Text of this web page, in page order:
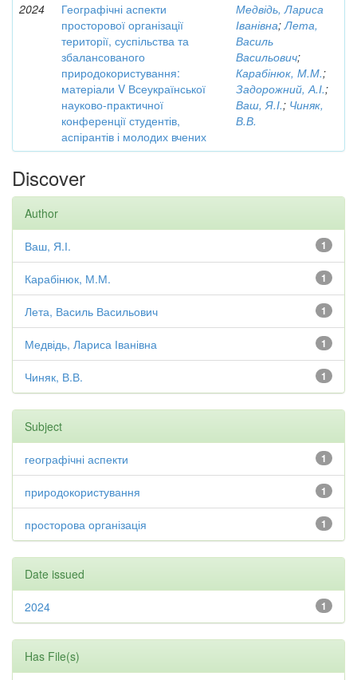
2024
Географічні аспекти
просторової організації
території, суспільства та
збалансованого
природокористування:
матеріали V Всеукраїнської
науково-практичної
конференції студентів,
аспірантів і молодих вчених
Медвідь, Лариса
Іванівна;Лета,
Василь
Васильович;
Карабінюк, М.М.;
Задорожний, А.І.;
Ваш, Я.І.; Чиняк,
В.В.
Discover
Author
1
Ваш, Я.І.
1
Карабінюк, М.М.
1
Лета, Василь Васильович
1
Медвідь, Лариса Іванівна
1
Чиняк, В.В.
Subject
1
географічні аспекти
1
природокористування
1
просторова організація
Date issued
1
2024
Has File(s)